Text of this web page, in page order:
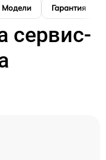
Модели Гарантия
сервис-